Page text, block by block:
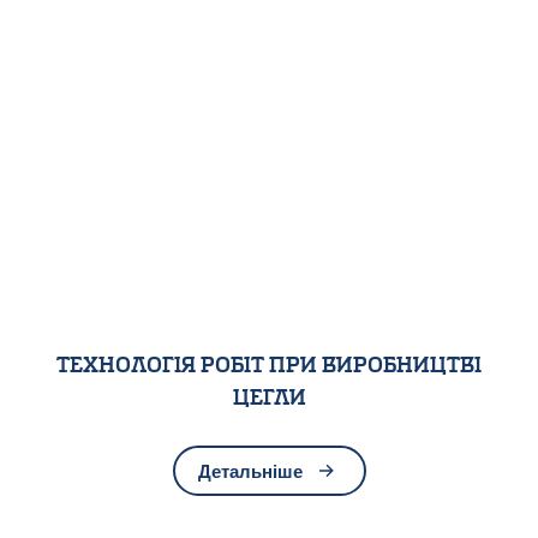
Технологія робіт при виробництві
цегли
Детальніше